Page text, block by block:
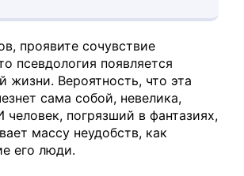
проявите сочувствие
псевдология появляется
жизни. Вероятность, что эта
сама собой, невелика,
человек, погрязший в фантазиях,
массу неудобств, как
его люди.